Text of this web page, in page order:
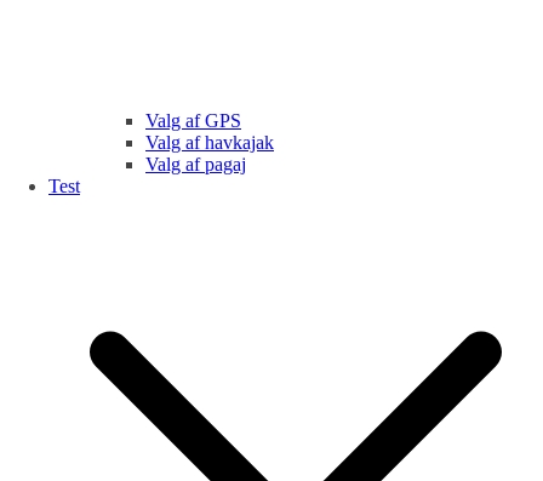
Valg af GPS
Valg af havkajak
Valg af pagaj
Test